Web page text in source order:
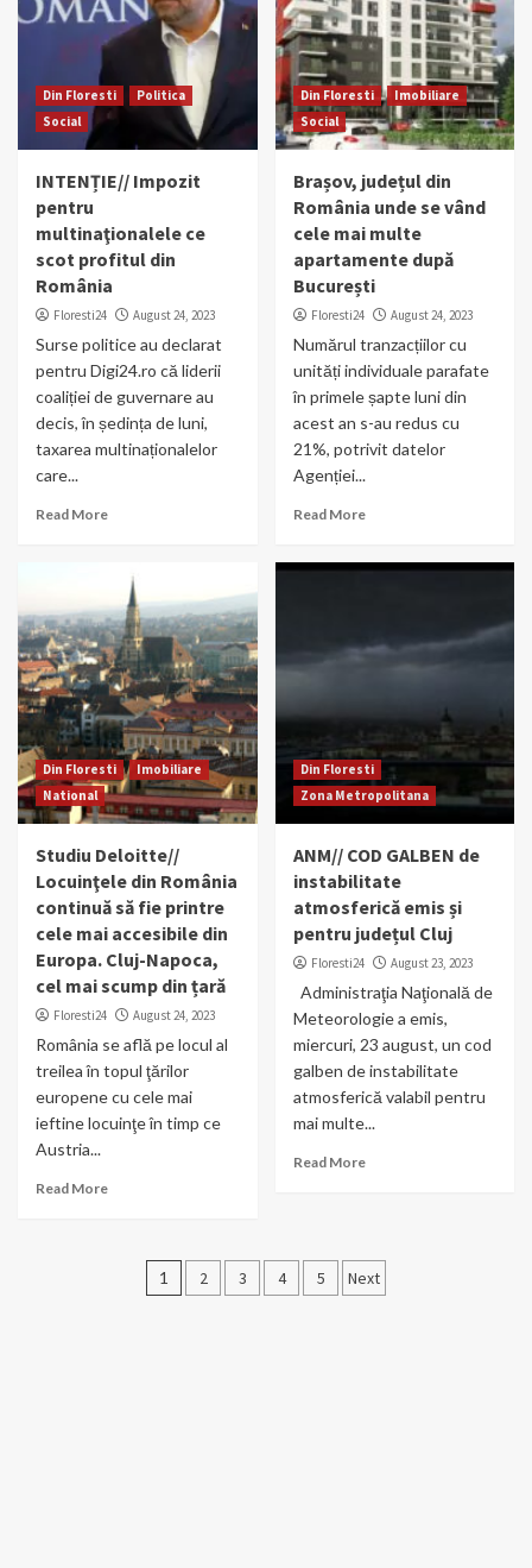
Din Floresti
Politica
Social
INTENȚIE// Impozit
pentru
multinaţionalele ce
scot profitul din
România
Floresti24 August 24, 2023
Surse politice au declarat
pentru Digi24.ro că liderii
coaliției de guvernare au
decis, în ședința de luni,
taxarea multinaționalelor
care...
Read More
Din Floresti
Imobiliare
Social
Brașov, județul din
România unde se vând
cele mai multe
apartamente după
București
Floresti24 August 24, 2023
Numărul tranzacțiilor cu
unități individuale parafate
în primele șapte luni din
acest an s-au redus cu
21%, potrivit datelor
Agenției...
Read More
Din Floresti
Imobiliare
National
Studiu Deloitte//
Locuinţele din România
continuă să fie printre
cele mai accesibile din
Europa. Cluj-Napoca,
cel mai scump din țară
Floresti24 August 24, 2023
România se află pe locul al
treilea în topul ţărilor
europene cu cele mai
ieftine locuinţe în timp ce
Austria...
Read More
Din Floresti
Zona Metropolitana
ANM// COD GALBEN de
instabilitate
atmosferică emis și
pentru județul Cluj
Floresti24 August 23, 2023
Administraţia Naţională de
Meteorologie a emis,
miercuri, 23 august, un cod
galben de instabilitate
atmosferică valabil pentru
mai multe...
Read More
Posts
1 2 3 4 5 Next